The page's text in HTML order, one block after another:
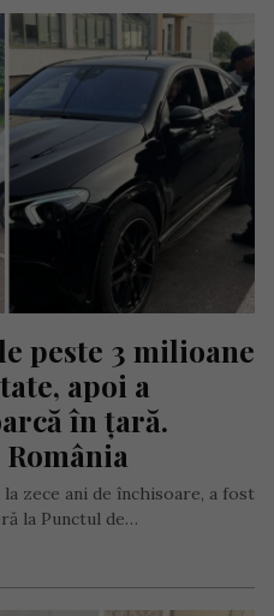
peste 3 milioane
apoi a
în țară.
zece ani de închisoare, a fost
la Punctul de…